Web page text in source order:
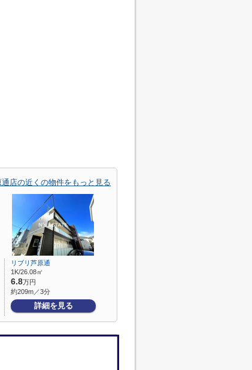
店の近くの物件をもっと見る
リブリ芦原通
1K/26.08㎡
6.8万円
約209m／3分
詳細を見る